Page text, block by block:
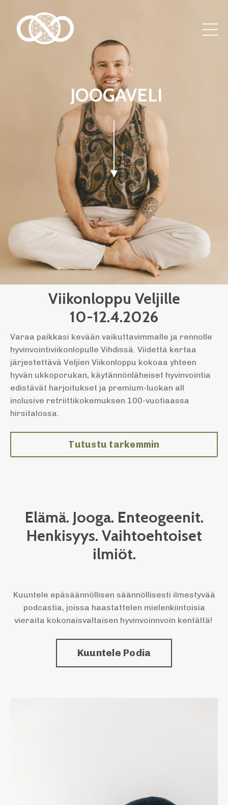
JOOGAVELI
Viikonloppu Veljille
10-12.4.2026
Varaa paikkasi kevään vaikuttavimmalle ja rennolle
hyvinvointiviikonlopulle Vihdissä. Viidettä kertaa
järjestettävä Veljien Viikonloppu kokoaa yhteen
hyvän ukkoporukan, käytännönläheiset hyvinvointia
edistävät harjoitukset ja premium-luokan all
inclusive retriittikokemuksen 100-vuotiaassa
hirsitalossa.
Tutustu tarkemmin
Elämä. Jooga. Enteogeenit.
Henkisyys. Vaihtoehtoiset
ilmiöt.
Kuuntele epäsäännöllisen säännöllisesti ilmestyvää
podcastia, joissa haastattelen mielenkiintoisia
vieraita kokonaisvaltaisen hyvinvoinnvoin kentältä!
Kuuntele Podia